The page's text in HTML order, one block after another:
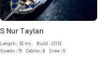
S Nur Taylan
Length : 32 mt. Build : 2012
Guests : 16 Cabins : 8 Crew : 5